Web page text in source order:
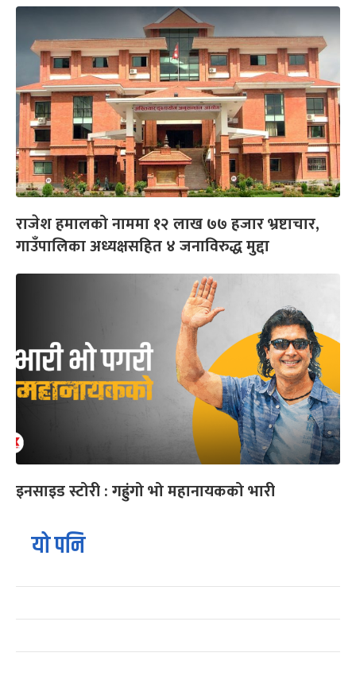
राजेश हमालको नाममा १२ लाख ७७ हजार भ्रष्टाचार,
गाउँपालिका अध्यक्षसहित ४ जनाविरुद्ध मुद्दा
इनसाइड स्टोरी : गह्रुंगो भो महानायकको भारी
यो पनि